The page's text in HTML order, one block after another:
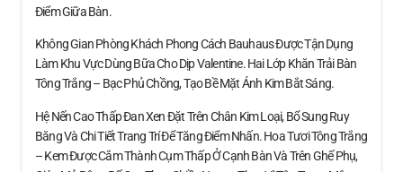
Điểm Giữa Bàn.
Không Gian Phòng Khách Phong Cách Bauhaus Được Tận Dụng
Làm Khu Vực Dùng Bữa Cho Dịp Valentine. Hai Lớp Khăn Trải Bàn
Tông Trắng – Bạc Phủ Chồng, Tạo Bề Mặt Ánh Kim Bắt Sáng.
Hệ Nến Cao Thấp Đan Xen Đặt Trên Chân Kim Loại, Bổ Sung Ruy
Băng Và Chi Tiết Trang Trí Để Tăng Điểm Nhấn. Hoa Tươi Tông Trắng
– Kem Được Cắm Thành Cụm Thấp Ở Cạnh Bàn Và Trên Ghế Phụ,